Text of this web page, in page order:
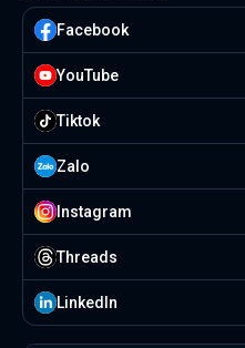
Facebook
YouTube
Tiktok
Zalo
Instagram
Threads
Linkedln